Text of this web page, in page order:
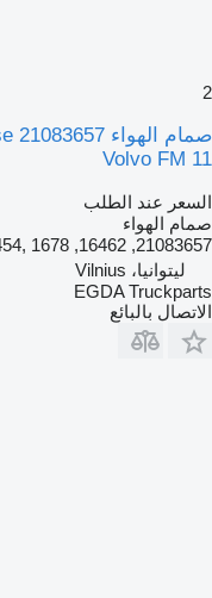
2
Volvo FM 11
السعر عند الطلب
صمام الهواء
21083657, 16462, K019820, 00454, 1678
ليتوانيا، Vilnius
EGDA Truckparts
الاتصال بالبائع